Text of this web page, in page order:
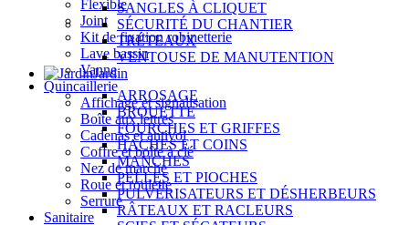
Flexible
Joint
Kit de fixation robinetterie
Lave bassin
Vanne
Quincaillerie
Affichage et signalisation
Boîte aux lettres
Cadenas et antivol
Coffre et boîte à clé
Nez de marche
Roue et roulette
Serrure
Sanitaire
SANGLES À CLIQUET
SÉCURITÉ DU CHANTIER
TRÉTEAUX
VENTOUSE DE MANUTENTION
Jardin
ARROSAGE
BROUETTE
FOURCHES ET GRIFFES
HACHES ET COINS
MANCHES
PELLES ET PIOCHES
PULVÉRISATEURS ET DÉSHERBEURS
RÂTEAUX ET RACLEURS